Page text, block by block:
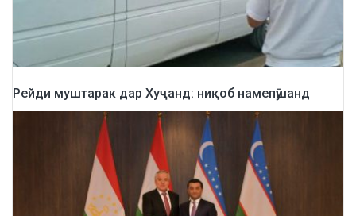
Рейди муштарак дар Хуҷанд: ниқоб намепӯшанд